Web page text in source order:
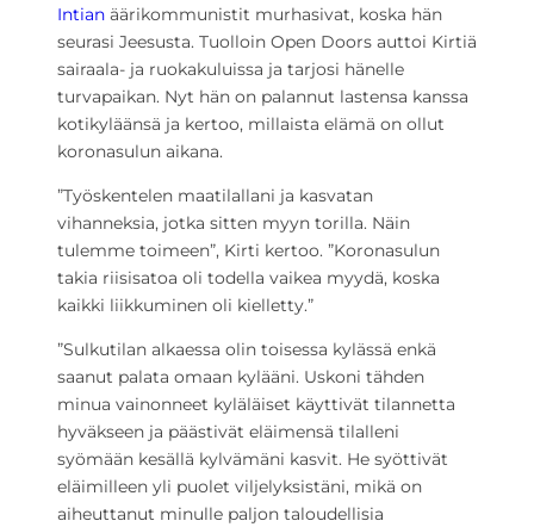
Intian äärikommunistit murhasivat, koska hän
seurasi Jeesusta. Tuolloin Open Doors auttoi Kirtiä
sairaala- ja ruokakuluissa ja tarjosi hänelle
turvapaikan. Nyt hän on palannut lastensa kanssa
kotikyläänsä ja kertoo, millaista elämä on ollut
koronasulun aikana.
”Työskentelen maatilallani ja kasvatan
vihanneksia, jotka sitten myyn torilla. Näin
tulemme toimeen”, Kirti kertoo. ”Koronasulun
takia riisisatoa oli todella vaikea myydä, koska
kaikki liikkuminen oli kielletty.”
”Sulkutilan alkaessa olin toisessa kylässä enkä
saanut palata omaan kylääni. Uskoni tähden
minua vainonneet kyläläiset käyttivät tilannetta
hyväkseen ja päästivät eläimensä tilalleni
syömään kesällä kylvämäni kasvit. He syöttivät
eläimilleen yli puolet viljelyksistäni, mikä on
aiheuttanut minulle paljon taloudellisia